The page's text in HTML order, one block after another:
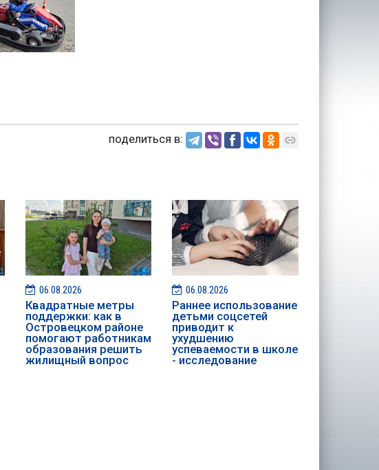
поделиться в:
06.08.2026
Квадратные метры
поддержки: как в
Островецком районе
помогают работникам
образования решить
жилищный вопрос
06.08.2026
Раннее использование
детьми соцсетей
приводит к
ухудшению
успеваемости в школе
- исследование